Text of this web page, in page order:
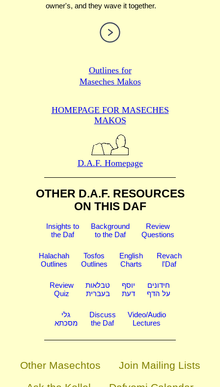
owner's, and they wave it together.
Outlines for
Maseches Makos
HOMEPAGE FOR MASECHES
MAKOS
D.A.F. Homepage
OTHER D.A.F. RESOURCES
ON THIS DAF
Insights to
the Daf
Background
to the Daf
Review
Questions
Halachah
Outlines
Tosfos
Outlines
English
Charts
Revach
l'Daf
Review
Quiz
טבלאות
בעברית
יוסף
דעת
חידונים
על הדף
גלי
מסכתא
Discuss
the Daf
Video/Audio
Lectures
Other Masechtos
Join Mailing Lists